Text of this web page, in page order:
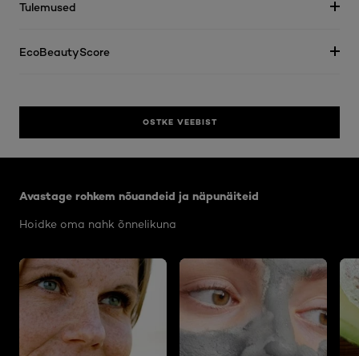
Tulemused
EcoBeautyScore
OSTKE VEEBIST
Avastage rohkem nõuandeid ja näpunäiteid
Hoidke oma nahk õnnelikuna